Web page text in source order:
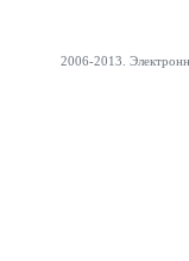
2006-2013.